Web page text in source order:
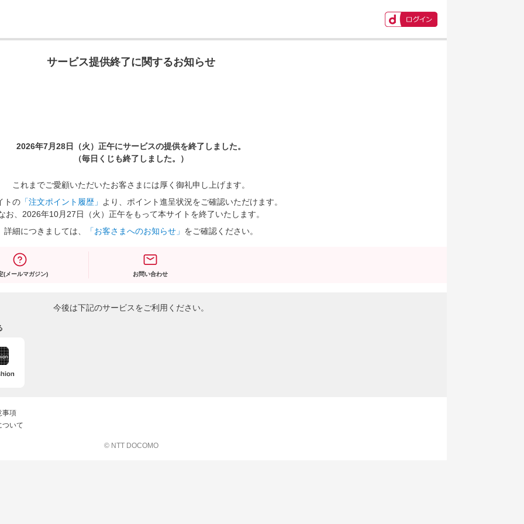
サービス提供終了に関するお知らせ
2026年7月28日（火）正午にサービスの提供を終了しました。
（毎日くじも終了しました。）
これまでご愛顧いただいたお客さまには厚く御礼申し上げます。
トの 「注文ポイント履歴」
より、ポイント進呈状況をご確認いただけます。
お、2026年10月27日（火）正午をもって本サイトを終了いたします。
詳細につきましては、
「お客さまへのお知らせ」 をご確認ください。
(メールマガジン) お問い合わせ
今後は下記のサービスをご利用ください。
事項
ついて
© NTT DOCOMO